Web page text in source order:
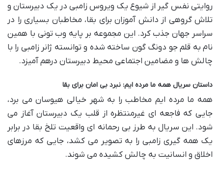
روایتی نفس گیر از شیوع یک ویروس زامبی در یک دبیرستان و
تلاش گروهی از دانش آموزان برای بقا، مخاطبان بسیاری را در
سراسر جهان جذب کرد. این مجموعه بر پایه وب تونی با همین
نام به قلم جو دونگ گون ساخته شده و توانسته ژانر زامبی را با
چالش ها و مضامین اجتماعی محیط دبیرستان درهم آمیزد.
داستان سریال همه ما مرده ایم: نبرد بی امان برای بقا
همه ما مرده ایم مخاطب را به شهر خیالی هیوسان می برد،
جایی که فاجعه ای غیرمنتظره از قلب یک دبیرستان آغاز می
شود. این سریال به طرز بی رحمانه ای واقعیت تلخ بقا در برابر
یک همه گیری زامبی را به تصویر می کشد، جایی که مرزهای
اخلاق و انسانیت به چالش کشیده می شوند.